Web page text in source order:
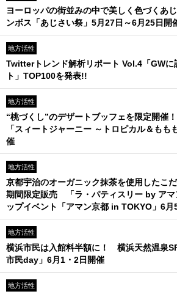
ヨーロッパの街並みの中で美しく色づくあ
ンボス「あじさい祭」5月27日～6月25日開
地方活性
Twitterトレンド解析リポート Vol.4「GWに
ト」TOP100を発表!!
地方活性
“桃づくし”のデザートブッフェを限定開催
「スィートジャーニー ～トロピカル＆もも
催
地方活性
京都宇治のオーガニック抹茶を使用したこ
期間限定販売 「ラ・パティスリー by アマ
ップイベント「アマン京都 in TOKYO」6月
地方活性
横浜市民は入館料半額に！ 横浜天然温泉
市民day」6月1・2日開催
地方活性